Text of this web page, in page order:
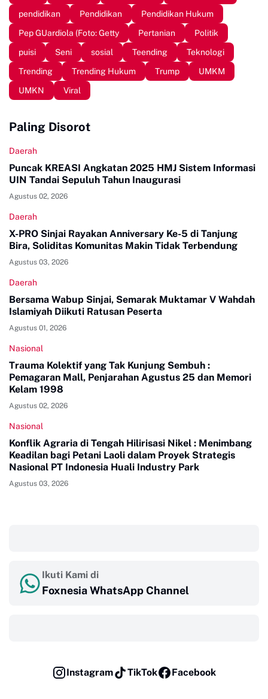
pendidikan
Pendidikan
Pendidikan Hukum
Pep GUardiola (Foto: Getty
Pertanian
Politik
puisi
Seni sosial Teending
Teknologi
Trending
Trending Hukum Trump
UMKM
UMKN
Viral
Paling Disorot
Daerah
Puncak KREASI Angkatan 2025 HMJ Sistem Informasi
UIN Tandai Sepuluh Tahun Inaugurasi
Agustus 02, 2026
Daerah
X-PRO Sinjai Rayakan Anniversary Ke-5 di Tanjung
Bira, Soliditas Komunitas Makin Tidak Terbendung
Agustus 03, 2026
Daerah
Bersama Wabup Sinjai, Semarak Muktamar V Wahdah
Islamiyah Diikuti Ratusan Peserta
Agustus 01, 2026
Nasional
Trauma Kolektif yang Tak Kunjung Sembuh :
Pemagaran Mall, Penjarahan Agustus 25 dan Memori
Kelam 1998
Agustus 02, 2026
Nasional
Konflik Agraria di Tengah Hilirisasi Nikel : Menimbang
Keadilan bagi Petani Laoli dalam Proyek Strategis
Nasional PT Indonesia Huali Industry Park
Agustus 03, 2026
Ikuti Kami di
Foxnesia WhatsApp Channel
Instagram TikTok Facebook